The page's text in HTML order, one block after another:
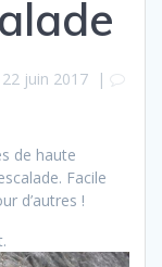
22 juin 2017 |
de haute
Facile
d’autres !